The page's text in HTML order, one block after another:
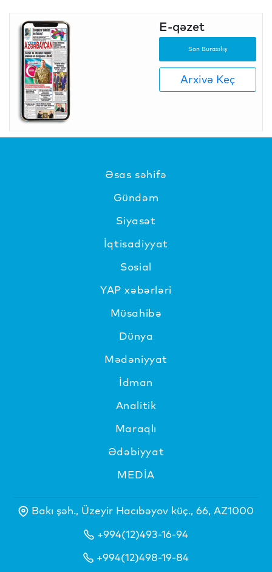
E-qəzet
Son Buraxılış
Arxivə Keç
Əsas səhifə
Gündəm
Siyasət
İqtisadiyyat
Sosial
YAP xəbərləri
Müsahibə
Dünya
Mədəniyyat
İdman
Analitik
Maraqlı
Ədəbiyyat
MEDİA
Bakı şəh., Üzeyir Hacıbəyov küç., 66, AZ1000
+994(12)493-16-94
+994(12)498-19-84